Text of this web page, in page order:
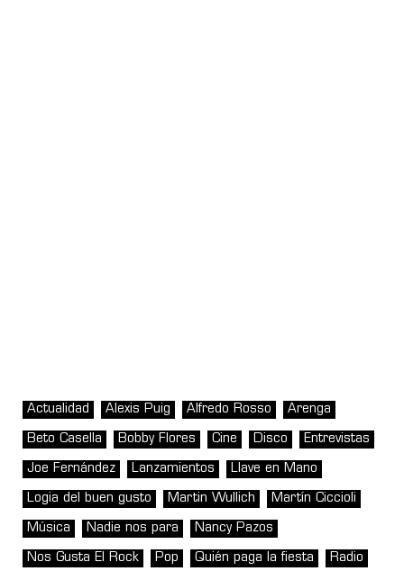
Actualidad Alexis Puig Alfredo Rosso Arenga
Beto Casella Bobby Flores Cine Disco Entrevistas
Joe Fernández Lanzamientos Llave en Mano
Logia del buen gusto Martin Wullich Martín Ciccioli
Música Nadie nos para Nancy Pazos
Nos Gusta El Rock Pop Quién paga la fiesta Radio